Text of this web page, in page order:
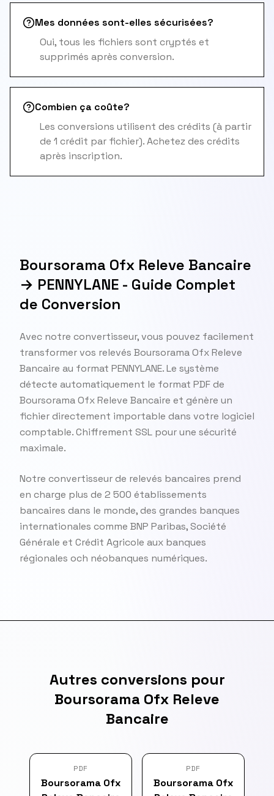
Mes données sont-elles sécurisées?
Oui, tous les fichiers sont cryptés et
supprimés après conversion.
Combien ça coûte?
Les conversions utilisent des crédits (à partir
de 1 crédit par fichier). Achetez des crédits
après inscription.
Boursorama Ofx Releve Bancaire
→ PENNYLANE - Guide Complet
de Conversion
Avec notre convertisseur, vous pouvez facilement
transformer vos relevés Boursorama Ofx Releve
Bancaire au format PENNYLANE. Le système
détecte automatiquement le format PDF de
Boursorama Ofx Releve Bancaire et génère un
fichier directement importable dans votre logiciel
comptable. Chiffrement SSL pour une sécurité
maximale.
Notre convertisseur de relevés bancaires prend
en charge plus de 2 500 établissements
bancaires dans le monde, des grandes banques
internationales comme BNP Paribas, Société
Générale et Crédit Agricole aux banques
régionales och néobanques numériques.
Autres conversions pour
Boursorama Ofx Releve
Bancaire
PDF
Boursorama Ofx
PDF
Boursorama Ofx